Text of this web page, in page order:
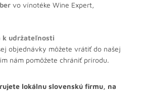
vo vínotéke Wine Expert,
k udržateľnosti
objednávky môžete vrátiť do našej
nám pomôžete chrániť prírodu.
lokálnu slovenskú firmu, na